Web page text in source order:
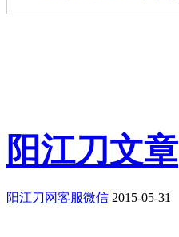
阳江刀文章
阳江刀网客服微信 2015-05-31